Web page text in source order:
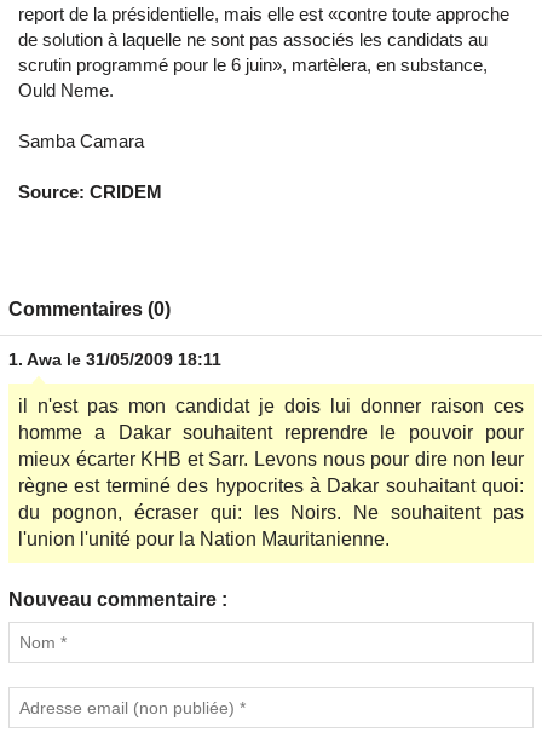
report de la présidentielle, mais elle est «contre toute approche
de solution à laquelle ne sont pas associés les candidats au
scrutin programmé pour le 6 juin», martèlera, en substance,
Ould Neme.
Samba Camara
Source: CRIDEM
Commentaires (0)
1. Awa le 31/05/2009 18:11
il n'est pas mon candidat je dois lui donner raison ces
homme a Dakar souhaitent reprendre le pouvoir pour
mieux écarter KHB et Sarr. Levons nous pour dire non leur
règne est terminé des hypocrites à Dakar souhaitant quoi:
du pognon, écraser qui: les Noirs. Ne souhaitent pas
l'union l'unité pour la Nation Mauritanienne.
Nouveau commentaire :